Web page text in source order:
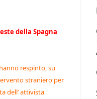
della Spagna
respinto, su
straniero per
dell’ attivista